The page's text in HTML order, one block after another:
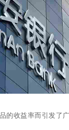
的收益率而引发了